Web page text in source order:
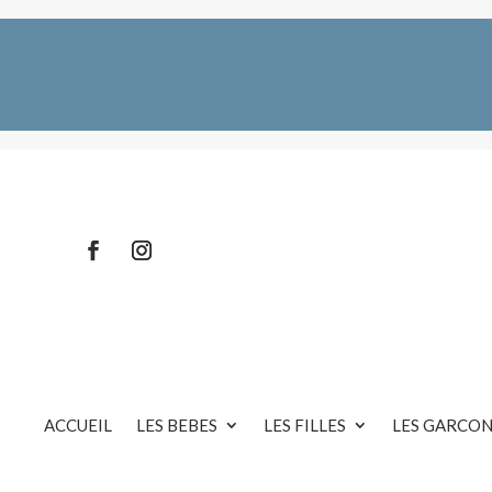
ACCUEIL LES BEBES LES FILLES LES